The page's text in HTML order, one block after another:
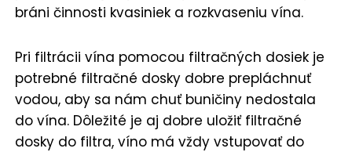
bráni činnosti kvasiniek a rozkvaseniu vína.
Pri filtrácii vína pomocou filtračných dosiek je
potrebné filtračné dosky dobre prepláchnuť
vodou, aby sa nám chuť buničiny nedostala
do vína. Dôležité je aj dobre uložiť filtračné
dosky do filtra, víno má vždy vstupovať do